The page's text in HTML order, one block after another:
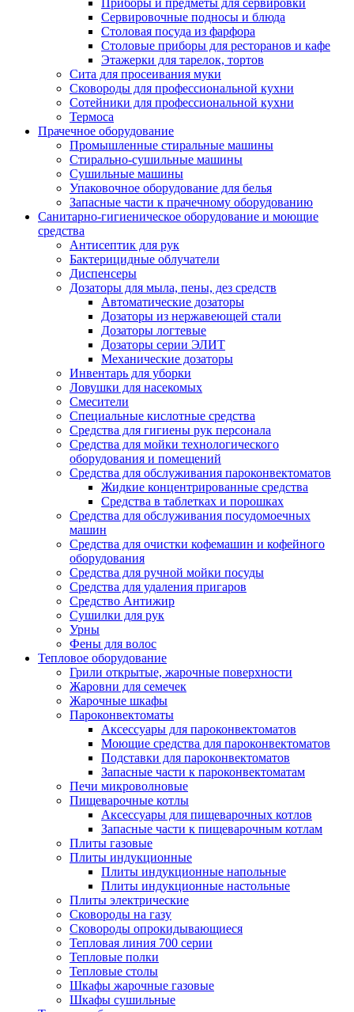
Приборы и предметы для сервировки
Сервировочные подносы и блюда
Столовая посуда из фарфора
Столовые приборы для ресторанов и кафе
Этажерки для тарелок, тортов
Сита для просеивания муки
Сковороды для профессиональной кухни
Сотейники для профессиональной кухни
Термоса
Прачечное оборудование
Промышленные стиральные машины
Стирально-сушильные машины
Сушильные машины
Упаковочное оборудование для белья
Запасные части к прачечному оборудованию
Санитарно-гигиеническое оборудование и моющие
средства
Антисептик для рук
Бактерицидные облучатели
Диспенсеры
Дозаторы для мыла, пены, дез средств
Автоматические дозаторы
Дозаторы из нержавеющей стали
Дозаторы логтевые
Дозаторы серии ЭЛИТ
Механические дозаторы
Инвентарь для уборки
Ловушки для насекомых
Смесители
Специальные кислотные средства
Средства для гигиены рук персонала
Средства для мойки технологического
оборудования и помещений
Средства для обслуживания пароконвектоматов
Жидкие концентрированные средства
Средства в таблетках и порошках
Средства для обслуживания посудомоечных
машин
Средства для очистки кофемашин и кофейного
оборудования
Средства для ручной мойки посуды
Средства для удаления пригаров
Средство Антижир
Сушилки для рук
Урны
Фены для волос
Тепловое оборудование
Грили открытые, жарочные поверхности
Жаровни для семечек
Жарочные шкафы
Пароконвектоматы
Аксессуары для пароконвектоматов
Моющие средства для пароконвектоматов
Подставки для пароконвектоматов
Запасные части к пароконвектоматам
Печи микроволновые
Пищеварочные котлы
Аксессуары для пищеварочных котлов
Запасные части к пищеварочным котлам
Плиты газовые
Плиты индукционные
Плиты индукционные напольные
Плиты индукционные настольные
Плиты электрические
Сковороды на газу
Сковороды опрокидывающиеся
Тепловая линия 700 серии
Тепловые полки
Тепловые столы
Шкафы жарочные газовые
Шкафы сушильные